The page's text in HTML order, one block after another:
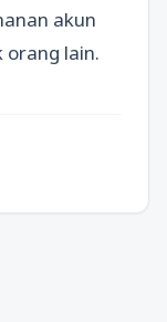
akun
orang lain.